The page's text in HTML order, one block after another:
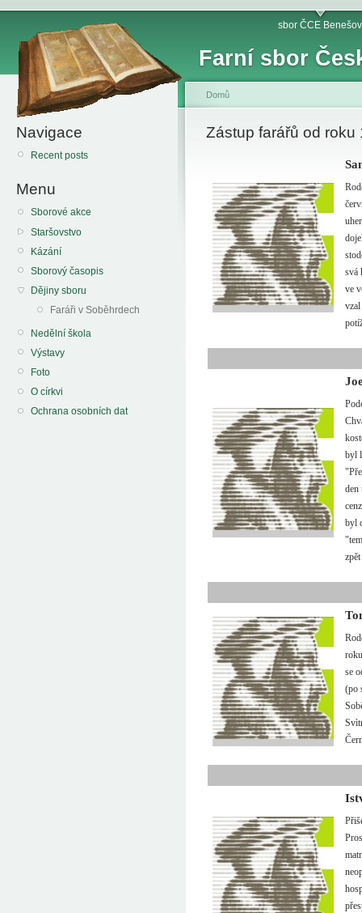
Farní sbor
sbor ČCE Benešov
Navigace
Recent posts
Menu
Sborové akce
Staršovstvo
Kázání
Sborový časopis
Dějiny sboru
Faráři v Soběhrdech
Nedělní škola
Výstavy
Foto
O církvi
Ochrana osobních dat
Domů
Zástup farářů od roku
svá
ve
byl
den
byl
se
(po